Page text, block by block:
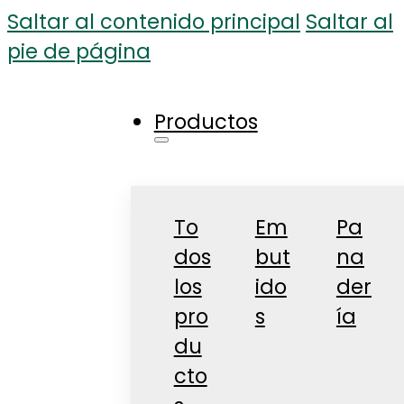
Saltar al contenido principal Saltar al
pie de página
Productos
To
dos
los
pro
du
cto
Em
but
ido
s
Pa
na
der
ía